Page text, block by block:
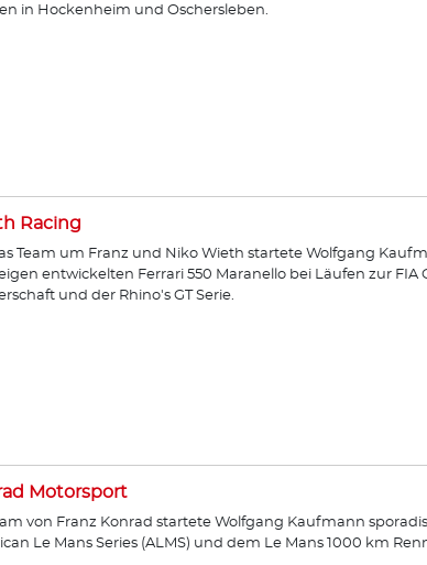
in Hockenheim und Oschersleben.
Racing
Team um Franz und Niko Wieth startete Wolfgang
entwickelten Ferrari 550 Maranello bei Läufen zur FIA
und der Rhino's GT Serie.
Motorsport
von Franz Konrad startete Wolfgang Kaufmann
Le Mans Series (ALMS) und dem Le Mans 1000 km